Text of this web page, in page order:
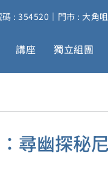
: 354520｜門市 : 大角
講座 獨立組團
尋幽探秘